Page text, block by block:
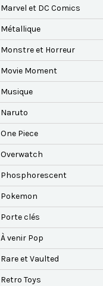
Marvel et DC Comics
Métallique
Monstre et Horreur
Movie Moment
Musique
Naruto
One Piece
Overwatch
Phosphorescent
Pokemon
Porte clés
À venir Pop
Rare et Vaulted
Retro Toys